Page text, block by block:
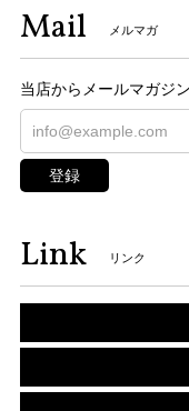
Mail メルマガ
当店からメールマガジ
登録
Link リンク